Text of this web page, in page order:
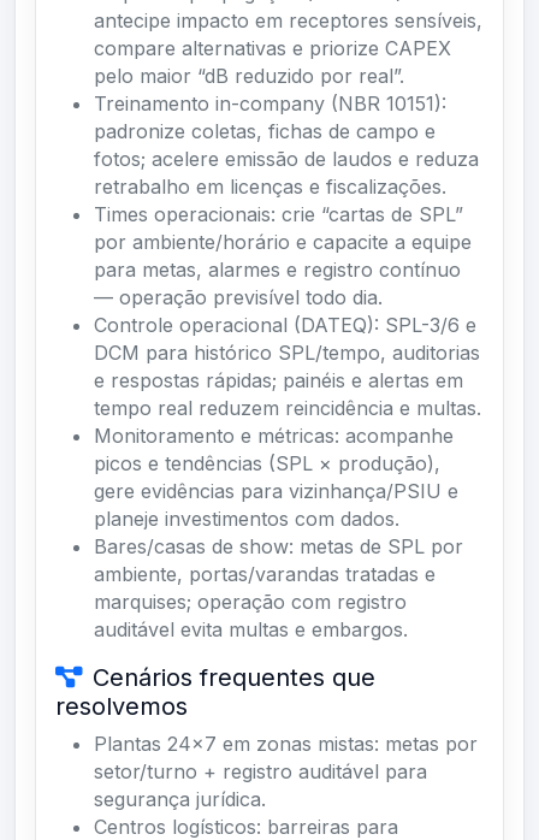
antecipe impacto em receptores sensíveis,
compare alternativas e priorize CAPEX
pelo maior “dB reduzido por real”.
Treinamento in-company (NBR 10151):
padronize coletas, fichas de campo e
fotos; acelere emissão de laudos e reduza
retrabalho em licenças e fiscalizações.
Times operacionais: crie “cartas de SPL”
por ambiente/horário e capacite a equipe
para metas, alarmes e registro contínuo
— operação previsível todo dia.
Controle operacional (DATEQ): SPL-3/6 e
DCM para histórico SPL/tempo, auditorias
e respostas rápidas; painéis e alertas em
tempo real reduzem reincidência e multas.
Monitoramento e métricas: acompanhe
picos e tendências (SPL × produção),
gere evidências para vizinhança/PSIU e
planeje investimentos com dados.
Bares/casas de show: metas de SPL por
ambiente, portas/varandas tratadas e
marquises; operação com registro
auditável evita multas e embargos.
Cenários frequentes que
resolvemos
Plantas 24×7 em zonas mistas: metas por
setor/turno + registro auditável para
segurança jurídica.
Centros logísticos: barreiras para